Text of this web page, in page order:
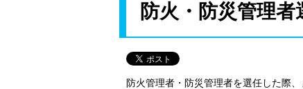
防火・防災管理
防火管理者・防災管理者を選任した際